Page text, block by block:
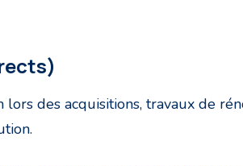
des acquisitions, travaux de